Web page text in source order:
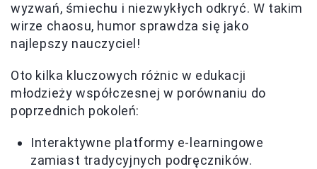
wyzwań, śmiechu i niezwykłych odkryć. W takim
wirze chaosu, humor sprawdza się jako
najlepszy nauczyciel!
Oto kilka kluczowych różnic w edukacji
młodzieży współczesnej w porównaniu do
poprzednich pokoleń:
Interaktywne platformy e-learningowe
zamiast tradycyjnych podręczników.